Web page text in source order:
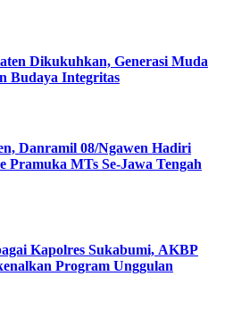
Dikukuhkan, Generasi Muda
Budaya Integritas
Danramil 08/Ngawen Hadiri
Pramuka MTs Se-Jawa Tengah
Kapolres Sukabumi, AKBP
Program Unggulan